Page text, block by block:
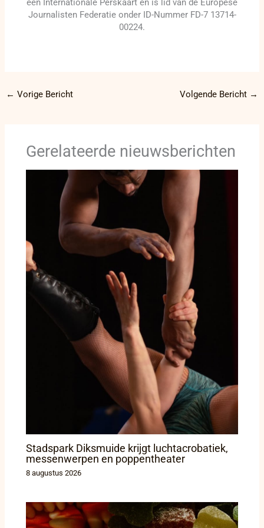
Journalisten Federatie onder ID-Nummer FD-7 13714-
00224.
← Vorige Bericht Volgende Bericht →
Gerelateerde nieuwsberichten
Stadspark Diksmuide krijgt luchtacrobatiek,
messenwerpen en poppentheater
8 augustus 2026